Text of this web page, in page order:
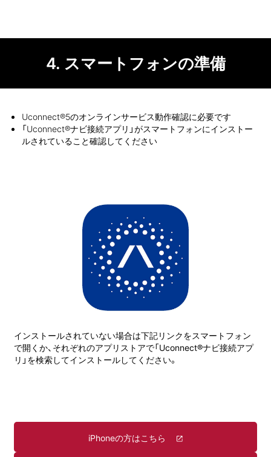
4. スマートフォンの準備
Uconnect®5のオンラインサービス動作確認に必要です
「Uconnect®ナビ接続アプリ」がスマートフォンにインストー
ルされていること確認してください
インストールされていない場合は下記リンクをスマートフォン
で開くか、それぞれのアプリストアで「Uconnect®ナビ接続アプ
リ」を検索してインストールしてください。
iPhoneの方はこちら